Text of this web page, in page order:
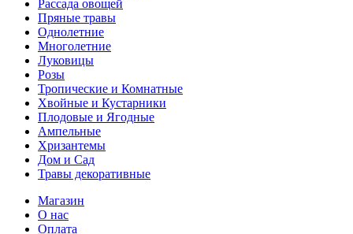
Рассада овощей
Пряные травы
Однолетние
Многолетние
Луковицы
Розы
Тропические и Комнатные
Хвойные и Кустарники
Плодовые и Ягодные
Ампельные
Хризантемы
Дом и Сад
Травы декоративные
Магазин
О нас
Оплата